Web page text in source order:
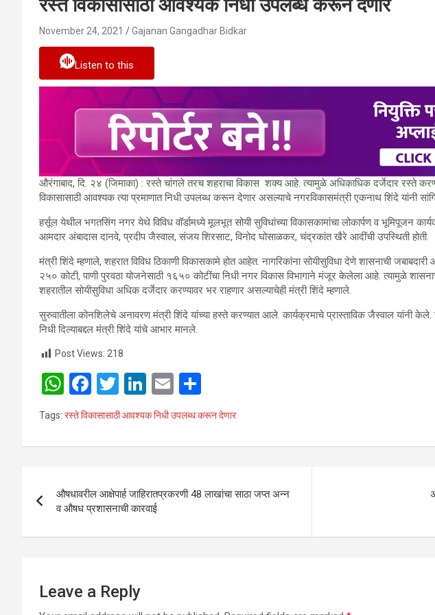
रस्ते विकासासाठी आवश्यक निधी उपलब्ध करून देणार
November 24, 2021 Gajanan Gangadhar Bidkar
Listen to this
औरंगाबाद, दि. २४ (जिमाका) : रस्ते चांगले तरच शहराचा विकास शक्य आहे. त्यामुळे अधिकाधिक दर्जेदार रस्ते
विकासासाठी आवश्यक त्या प्रमाणात निधी उपलब्ध करून देणार असल्याचे नगरविकासमंत्री एकनाथ शिंदे यांनी
हर्सूल येथील भगतसिंग नगर येथे विविध वॉर्डामध्ये मूलभूत सोयी सुविधांच्या विकासकामांचा लोकार्पण व भूमिपूजन
आमदार अंबादास दानवे, प्रदीप जैस्वाल, संजय शिरसाट, विनोद घोसाळकर, चंद्रकांत खैरे आदींची उपस्थिती होती.
मंत्री शिंदे म्हणाले, शहरात विविध ठिकाणी विकासकामे होत आहेत. नागरिकांना सोयीसुविधा देणे शासनाची जबाबदारी
२५० कोटी, पाणी पुरवठा योजनेसाठी १६५० कोटींचा निधी नगर विकास विभागाने मंजूर केलेला आहे. त्यामुळे
शहरातील सोयीसुविधा अधिक दर्जेदार करण्यावर भर राहणार असल्याचेही मंत्री शिंदे म्हणाले.
सुरुवातीला कोनशिलेचे अनावरण मंत्री शिंदे यांच्या हस्ते करण्यात आले. कार्यक्रमाचे प्रास्ताविक जैस्वाल यांनी केले.
निधी दिल्याबद्दल मंत्री शिंदे यांचे आभार मानले.
Post Views: 218
W
h
at
s
p
p
F
ce
b
o
k
T
wi
tt
er
Li
n
ke
dI
E
ail ar
e
Tags: रस्ते विकासासाठी आवश्यक निधी उपलब्ध करून देणार
navigation
औषधावरील आक्षेपार्ह जाहिरातप्रकरणी 48 लाखांचा साठा जप्त अन्न
व औषध प्रशासनाची कारवाई
Leave a Reply